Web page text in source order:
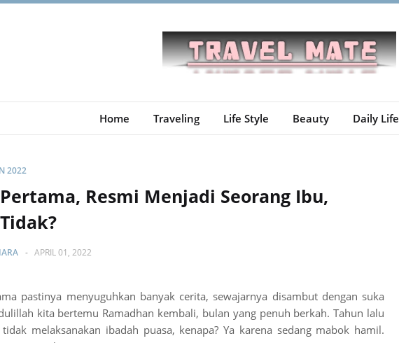
Home Traveling Life Style Beauty Daily Life
2022
Resmi Menjadi Seorang Ibu,
- APRIL 01, 2022
pastinya menyuguhkan banyak cerita, sewajarnya disambut dengan suka
kita bertemu Ramadhan kembali, bulan yang penuh berkah. Tahun lalu
melaksanakan ibadah puasa, kenapa? Ya karena sedang mabok hamil.